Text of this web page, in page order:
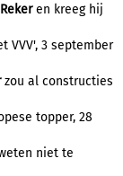
Rekeren kreeg hij
VVV', 3 september
zou al constructies
topper, 28
niet te